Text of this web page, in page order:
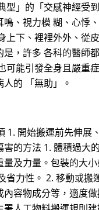
型」的「交感神經受
、視力模 糊、心悸
上下、裡裡外外、從
是，許多 各科的醫師
可能引發全身且嚴重
的 「無助」。
1. 開始搬運前先伸展
害的方法 1. 體積過大
量及力量。包裝的大
省力性。 2. 移動或搬
容物成分等，適度